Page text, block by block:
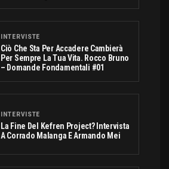
INTERVISTE
Ciò Che Sta Per Accadere Cambierà
Per Sempre La Tua Vita. Rocco Bruno
– Domande Fondamentali #01
INTERVISTE
La Fine Del Kefren Project? Intervista
A Corrado Malanga E Armando Mei